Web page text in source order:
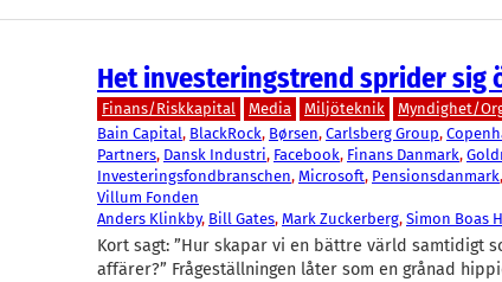
Het investeringstrend sprider sig
Finans/Riskkapital Media Miljöteknik Myndighet/
Bain Capital, BlackRock, Børsen, Carlsberg Group,
Partners, Dansk Industri, Facebook, Finans Danmark,
Investeringsfondbranschen, Microsoft, Pensionsdanmark,
Villum Fonden
Anders Klinkby, Bill Gates, Mark Zuckerberg, Simon Boas
Kort sagt: ”Hur skapar vi en bättre värld samtidigt
affärer?” Frågeställningen låter som en grånad